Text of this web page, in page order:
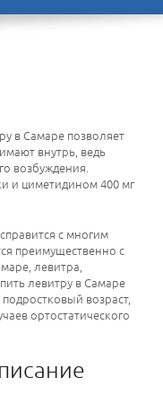
в Самаре позволяет
внутрь, ведь
возбуждения.
и циметидином 400 мг
с многим
преимущественно с
левитра,
левитру в Самаре
возраст,
ортостатического